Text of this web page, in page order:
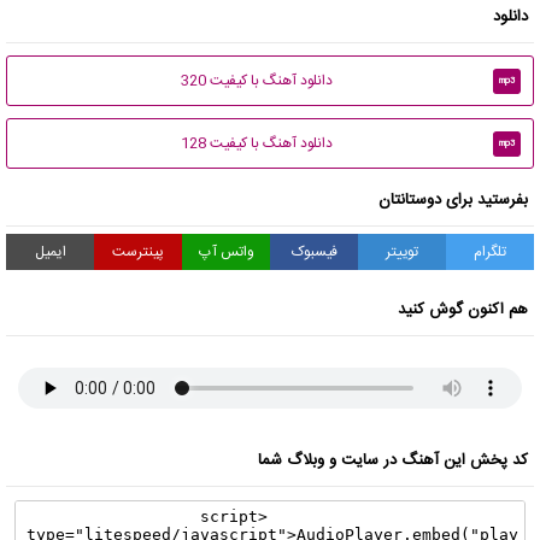
دانلود
mp3 دانلود آهنگ با کیفیت 320
mp3 دانلود آهنگ با کیفیت 128
بفرستید برای دوستانتان
تلگرام توییتر فیسبوک واتس آپ پینترست ایمیل
هم اکنون گوش کنید
کد پخش این آهنگ در سایت و وبلاگ شما